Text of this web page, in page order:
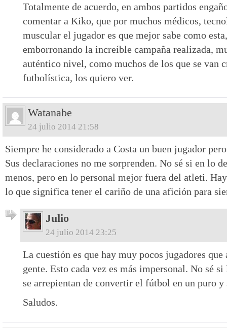
Totalmente de acuerdo, en ambos partidos
comentar a Kiko, que por muchos médicos,
muscular el jugador es que mejor sabe como
emborronando la increíble campaña realizada,
auténtico nivel, como muchos de los que se van
futbolística, los quiero ver.
Watanabe
24 julio 2014 21:58
Siempre he considerado a Costa un buen jugador
Sus declaraciones no me sorprenden. No sé si en lo
menos, pero en lo personal mejor fuera del atleti.
lo que significa tener el cariño de una afición para
Julio
24 julio 2014 23:25
La cuestión es que hay muy pocos jugadores
gente. Esto cada vez es más impersonal. No sé
se arrepientan de convertir el fútbol en un puro
Saludos.